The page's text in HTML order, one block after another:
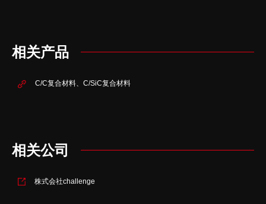
相关产品
C/C复合材料、C/SiC复合材料
相关公司
株式会社challenge